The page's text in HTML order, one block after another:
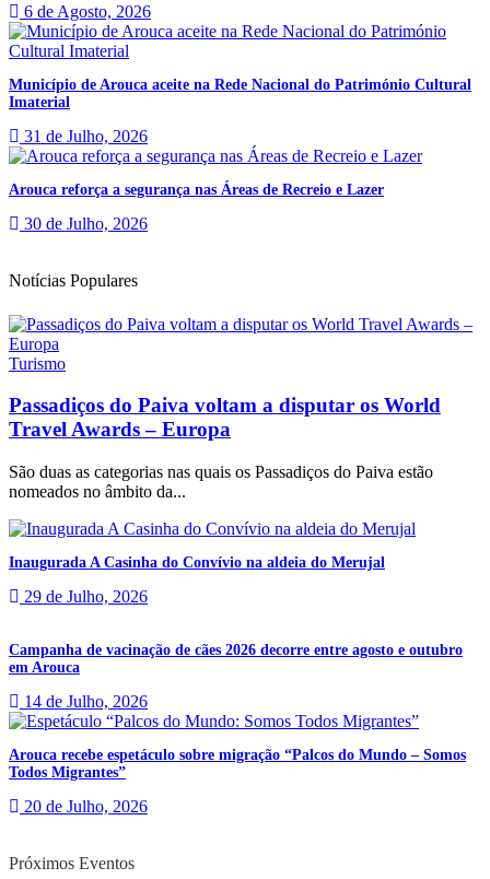
6 de Agosto, 2026
Município de Arouca aceite na Rede Nacional do Património Cultural
Imaterial
31 de Julho, 2026
Arouca reforça a segurança nas Áreas de Recreio e Lazer
30 de Julho, 2026
Notícias Populares
Turismo
Passadiços do Paiva voltam a disputar os World
Travel Awards – Europa
São duas as categorias nas quais os Passadiços do Paiva estão
nomeados no âmbito da...
Inaugurada A Casinha do Convívio na aldeia do Merujal
29 de Julho, 2026
Campanha de vacinação de cães 2026 decorre entre agosto e outubro
em Arouca
14 de Julho, 2026
Arouca recebe espetáculo sobre migração “Palcos do Mundo – Somos
Todos Migrantes”
20 de Julho, 2026
Próximos Eventos